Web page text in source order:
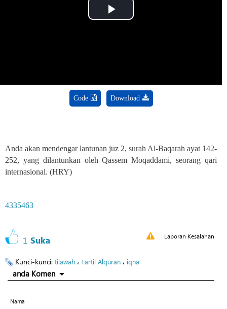
Play
Code Download
Anda akan mendengar lantunan juz 2, surah Al-Baqarah ayat 142-
252, yang dilantunkan oleh Qassem Moqaddami, seorang qari
internasional. (HRY)
4335463
1 Suka Laporan Kesalahan
Kunci-kunci: tilawah ، Tartil Alquran ، iqna
anda Komen
Nama